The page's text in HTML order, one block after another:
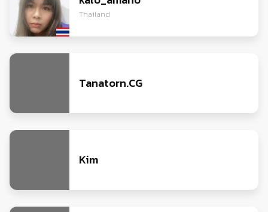
Thailand
Tanatorn.CG
Kim